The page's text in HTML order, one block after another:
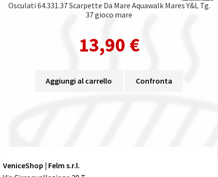
Osculati 64.331.37 Scarpette Da Mare Aquawalk Mares Y&L Tg.
37 gioco mare
13,90 €
Aggiungi al carrello Confronta
VeniceShop | Felm s.r.l.